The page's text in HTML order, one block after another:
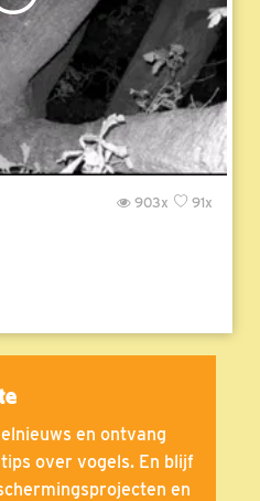
91x
903x
en ontvang
over vogels. En blijf
en